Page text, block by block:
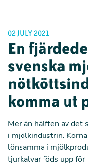
02 JULY 2021
En
svenska
komma ut
Mer än hälften av det
i mjölkindustrin.
lönsamma i
tjurkalvar föds upp